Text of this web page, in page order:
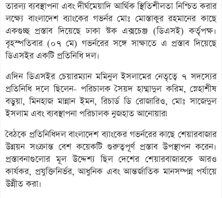
তারল্য ব্যবস্থাপনা এবং দীর্ঘমেয়াদি আর্থিক স্থিতিশীলতা নিশ্চিত করার
লক্ষ্যে বাংলাদেশ ব্যাংকের গভর্নর মোঃ মোস্তাকুর রহমানের কাছে
একগুচ্ছ প্রস্তাব দিয়েছে ঢাকা স্টক এক্সচেঞ্জ (ডিএসই) কর্তৃপক্ষ।
বৃহস্পতিবার (০৭ মে) গভর্নরের সঙ্গে সাক্ষাতে এ প্রস্তাব দিয়েছে
ডিএসইর একটি প্রতিনিধি দল।
এদিন ডিএসইর চেয়ারম্যান মমিনুল ইসলামের নেতৃত্বে ৭ সদস্যের
প্রতিনিধি দলে ছিলেন- পরিচালক সৈয়দ হাম্মাদুল করিম, স্নেহাশীষ
বড়ুয়া, মিনহাজ মান্নান ইমন, রিচার্ড ডি রোজারিও, মোঃ সাজেদুল
ইসলাম এবং ব্যবস্থাপনা পরিচালক নুজহাত আনোয়ার৷
বৈঠকে প্রতিনিধিদল বাংলাদেশ ব্যাংকের গভর্নরের কাছে শেয়ারবাজার
উন্নয়ন সংক্রান্ত বেশ কয়েকটি গুরুত্বপূর্ণ প্রস্তাব উপস্থাপন করেন।
প্রস্তাবনাগুলোর মূল উদ্দেশ্য ছিল দেশের শেয়ারবাজারকে আরও
কার্যকর, প্রযুক্তিনির্ভর, আধুনিক এবং আন্তর্জাতিক মানসম্পন্ন পর্যায়ে
উন্নীত করা।